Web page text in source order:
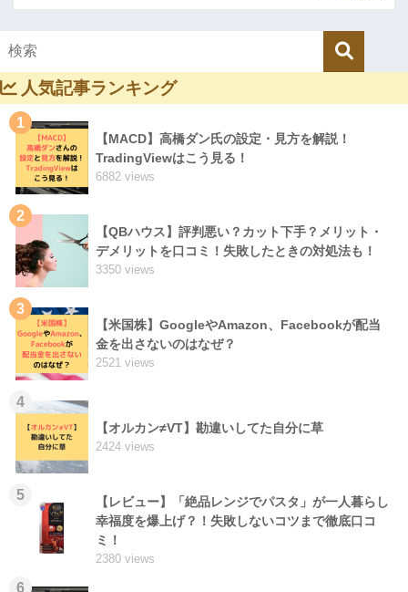
人気記事ランキング
1
【MACD】高橋ダン氏の設定・見方を解説！
TradingViewはこう見る！
6882 views
2
【QBハウス】評判悪い？カット下手？メリット・
デメリットを口コミ！失敗したときの対処法も！
3350 views
3
【米国株】GoogleやAmazon、Facebookが配当
金を出さないのはなぜ？
2521 views
4
【オルカン≠VT】勘違いしてた自分に草
2424 views
5
【レビュー】「絶品レンジでパスタ」が一人暮らし
幸福度を爆上げ？！失敗しないコツまで徹底口コ
ミ！
2380 views
6